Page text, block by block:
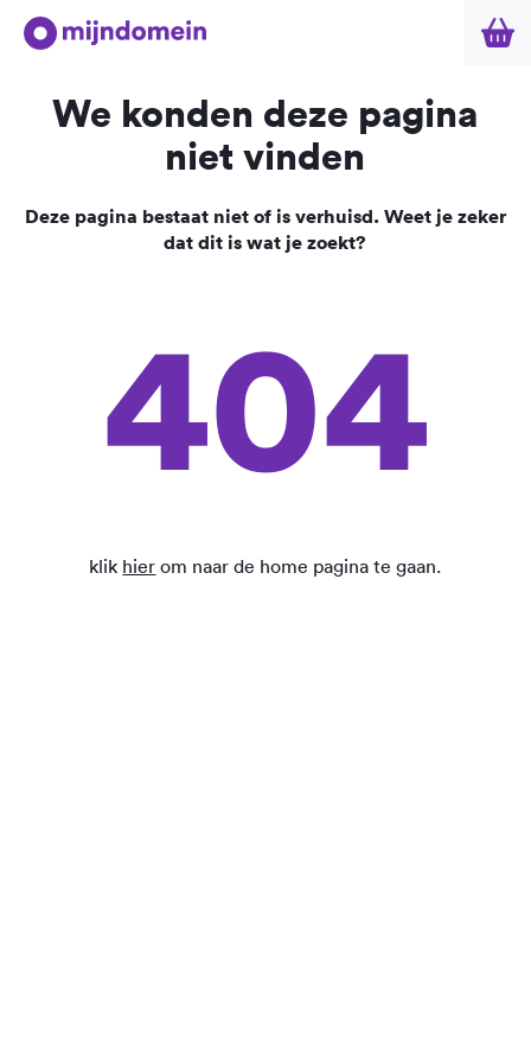
We konden deze pagina
niet vinden
Deze pagina bestaat niet of is verhuisd. Weet je zeker
dat dit is wat je zoekt?
404
klik hier om naar de home pagina te gaan.